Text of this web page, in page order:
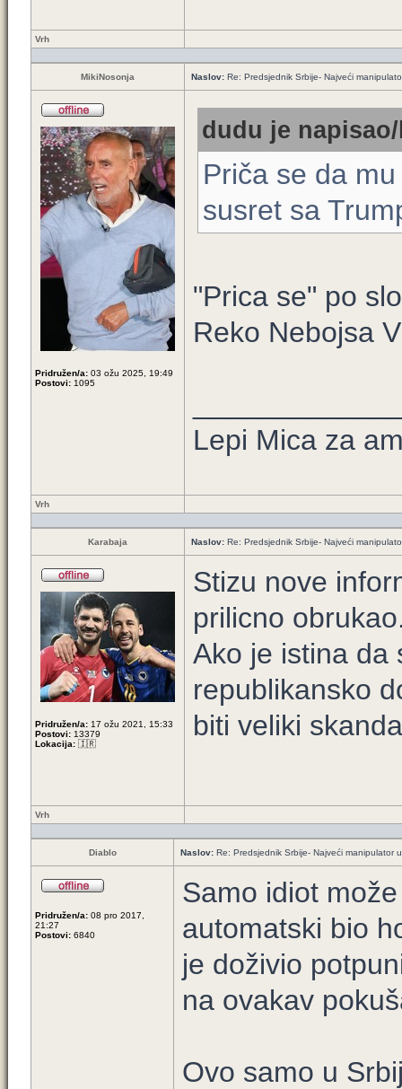
Vrh
MikiNosonja Naslov: Re: Predsjednik Srbije- Najveći
Pridružen/a: 03 ožu 2025, 19:49
Postovi: 1095
dudu je
Priča se da
susret sa
"Prica se" po
Reko Nebojsa
Lepi Mica za
Vrh
Karabaja Naslov: Re: Predsjednik Srbije- Najveći
Pridružen/a: 17 ožu 2021, 15:33
Postovi: 13379
Lokacija: 🇮🇷
Stizu nove
prilicno
Ako je istina da
republikansko
biti veliki
Vrh
Diablo Naslov: Re: Predsjednik Srbije- Najveći manipulator
Pridružen/a: 08 pro 2017,
21:27
Postovi: 6840
Samo idiot
automatski bio
je doživio
na ovakav
Ovo samo u